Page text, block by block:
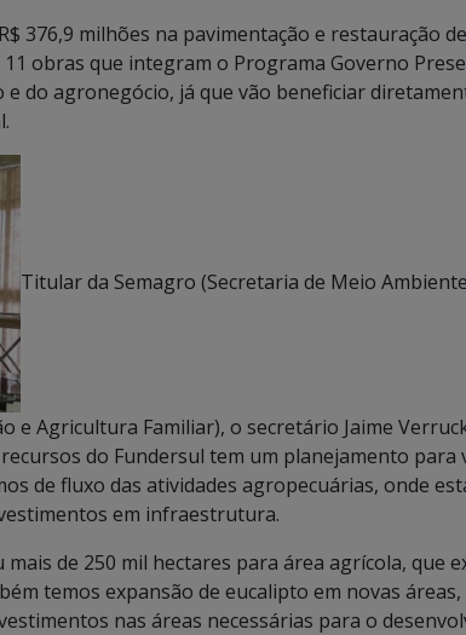
376,9 milhões na pavimentação e restauração
obras que integram o Programa Governo
do agronegócio, já que vão beneficiar
Titular da Semagro (Secretaria de Meio
e Agricultura Familiar), o secretário Jaime
do Fundersul tem um planejamento para
de fluxo das atividades agropecuárias, onde
em infraestrutura.
de 250 mil hectares para área agrícola, que
temos expansão de eucalipto em novas
nas áreas necessárias para o